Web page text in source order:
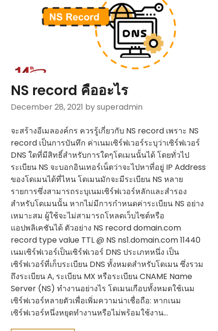
NS record คืออะไร
December 28, 2021 by superadmin
จะสร้างอีเมลองค์กร ควรรู้เกี่ยวกับ NS record เพราะ NS
record เป็นการบันทึก ค่าเนมเซิร์ฟเวอร์ระบุว่าเซิร์ฟเวอร์
DNS ใดที่มีสิทธิ์สำหรับการใดๆโดเมนนั้นได้ โดยทั่วไป
ระเบียน NS จะบอกอินเทอร์เน็ตว่าจะไปหาที่อยู่ IP Address
ของโดเมนได้ที่ไหน โดเมนมักจะมีระเบียน NS หลาย
รายการซึ่งสามารถระบุเนมเซิร์ฟเวอร์หลักและสำรอง
สำหรับโดเมนนั้น หากไม่มีการกำหนดค่าระเบียน NS อย่าง
เหมาะสม ผู้ใช้จะไม่สามารถโหลดเว็บไซต์หรือ
แอปพลิเคชันได้ ตัวอย่าง NS record domain.com
record type value TTL @ NS ns1.domain.com 11440
เนมเซิร์ฟเวอร์เป็นเซิร์ฟเวอร์ DNS ประเภทหนึ่ง เป็น
เซิร์ฟเวอร์ที่เก็บระเบียน DNS ทั้งหมดสำหรับโดเมน ซึ่งรวม
ถึงระเบียน A, ระเบียน MX หรือระเบียน CNAME Name
Server (NS) ทำงานอย่างไร โดเมนเกือบทั้งหมดใช้เนม
เซิร์ฟเวอร์หลายตัวเพื่อเพิ่มความน่าเชื่อถือ: หากเนม
เซิร์ฟเวอร์หนึ่งหยุดทำงานหรือไม่พร้อมใช้งาน…